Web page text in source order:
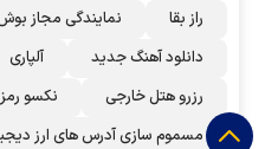
راز بقا
نمایندگی مجاز
دانلود آهنگ جدید
آلپاری
رزرو هتل خارجی
نکسو
مسموم سازی آدرس های ارز